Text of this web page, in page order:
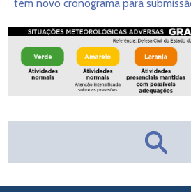
tem novo cronograma para